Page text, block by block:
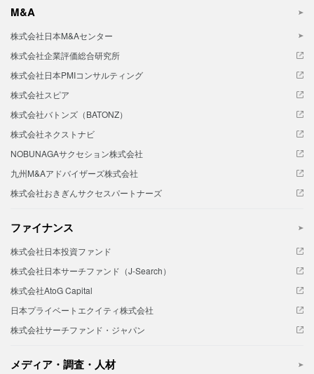
M&A
株式会社日本M&Aセンター
株式会社企業評価総合研究所
株式会社日本PMIコンサルティング
株式会社スピア
株式会社バトンズ（BATONZ）
株式会社ネクストナビ
NOBUNAGAサクセション株式会社
九州M&Aアドバイザーズ株式会社
株式会社おきぎんサクセスパートナーズ
ファイナンス
株式会社日本投資ファンド
株式会社日本サーチファンド（J-Search）
株式会社AtoG Capital
日本プライベートエクイティ株式会社
株式会社サーチファンド・ジャパン
メディア・調査・人材